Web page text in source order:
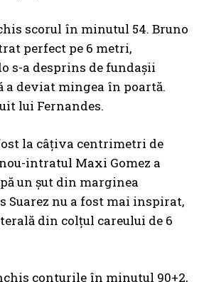
scorul în minutul 54. Bruno
perfect pe 6 metri,
s-a desprins de fundașii
a deviat mingea în poartă.
lui Fernandes.
la câțiva centrimetri de
intratul Maxi Gomez a
un șut din marginea
Suarez nu a fost mai inspirat,
din colțul careului de 6
conturile în minutul 90+2,